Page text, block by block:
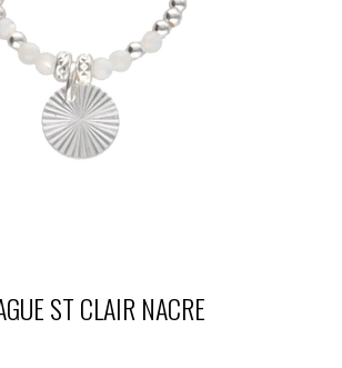
ST CLAIR NACRE